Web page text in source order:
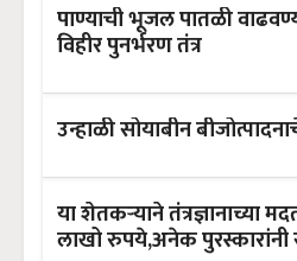
पाण्याची भूजल पातळी
विहीर पुनर्भरण तंत्र
उन्हाळी सोयाबीन
या शेतकऱ्याने तंत्रज्ञानाच्या
लाखो रुपये,अनेक पुरस्कारांनी